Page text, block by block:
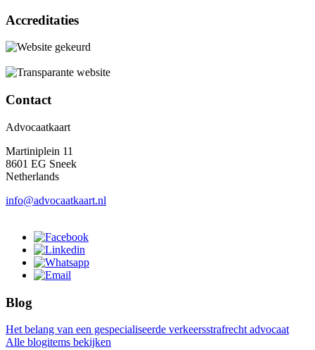
Accreditaties
Contact
Advocaatkaart
Martiniplein 11
8601 EG Sneek
Netherlands
info@advocaatkaart.nl
Blog
Het belang van een gespecialiseerde verkeersstrafrecht advocaat
Alle blogitems bekijken